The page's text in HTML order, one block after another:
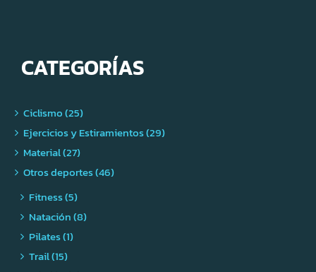
CATEGORÍAS
Ciclismo (25)
Ejercicios y Estiramientos (29)
Material (27)
Otros deportes (46)
Fitness (5)
Natación (8)
Pilates (1)
Trail (15)